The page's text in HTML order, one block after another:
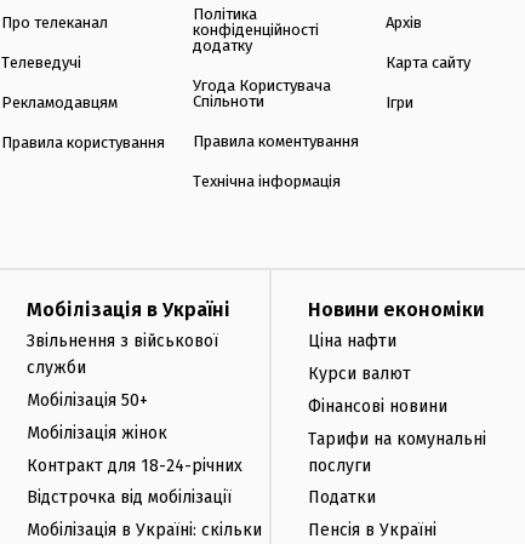
Про телеканал
Телеведучі
Рекламодавцям
Правила користування
Політика
конфіденційності
додатку
Угода Користувача
Спільноти
Правила коментування
Технічна інформація
Архів
Карта сайту
Ігри
Мобілізація в Україні
Звільнення з військової
служби
Мобілізація 50+
Мобілізація жінок
Контракт для 18-24-річних
Відстрочка від мобілізації
Мобілізація в Україні: скільки
Новини економіки
Ціна нафти
Курси валют
Фінансові новини
Тарифи на комунальні
послуги
Податки
Пенсія в Україні